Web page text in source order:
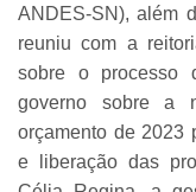
ANDES-SN), além
reuniu com a
sobre o processo
governo sobre a
orçamento de 2023
e liberação das